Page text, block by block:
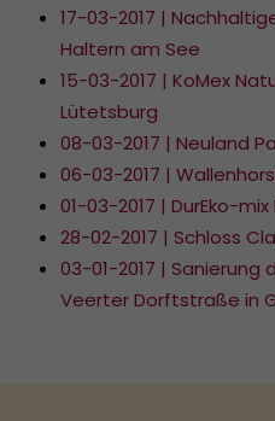
17-03-2017 |
Haltern am See
15-03-2017 | KoMex
Lütetsburg
08-03-2017 | Neuland
06-03-2017 |
01-03-2017 | DurEko-
28-02-2017 | Schloss
03-01-2017 |
Veerter Dorftstraße in